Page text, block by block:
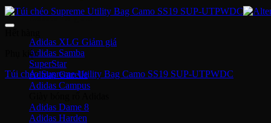
Adidas Original
Adidas XLG
Adidas Samba
SuperStar
Adidas Gazelle
Adidas Campus
Adidas Dame 8
Adidas Harden
Phụ kiện
Túi chéo Supreme Utility Bag Camo SS19 SUP-UTPWDC